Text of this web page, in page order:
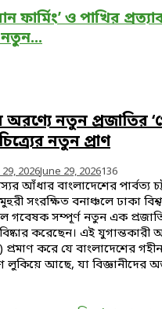
ফার্মিং’ ও পাখির
নতুন...
অরণ্যে নতুন প্রজাতির
নতুন প্রাণ
2026June 29, 2026136
আঁধার বাংলাদেশের পার্বত্য
সংরক্ষিত বনাঞ্চলে ঢাকা
সম্পূর্ণ নতুন এক
করেছেন। এই যুগান্তকারী
করে যে বাংলাদেশের
আছে, যা বিজ্ঞানীদের